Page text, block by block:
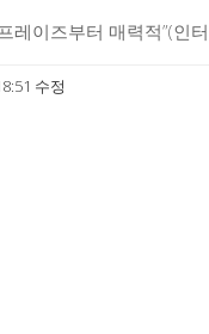
레이즈부터 매력적”(인
수정